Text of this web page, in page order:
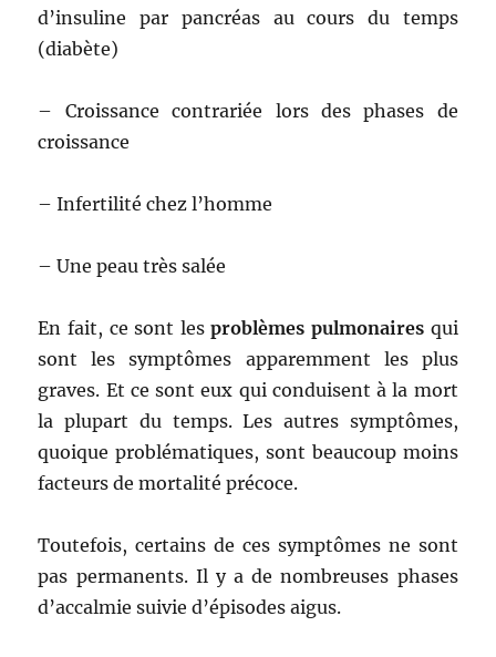
d’insuline par pancréas au cours du temps
(diabète)
– Croissance contrariée lors des phases de
croissance
– Infertilité chez l’homme
– Une peau très salée
En fait, ce sont lesproblèmes pulmonairesqui
sont les symptômes apparemment les plus
graves. Et ce sont eux qui conduisent à la mort
la plupart du temps. Les autres symptômes,
quoique problématiques, sont beaucoup moins
facteurs de mortalité précoce.
Toutefois, certains de ces symptômes ne sont
pas permanents. Il y a de nombreuses phases
d’accalmie suivie d’épisodes aigus.